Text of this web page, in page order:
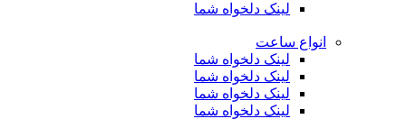
لینک دلخواه شما
انواع ساعت
لینک دلخواه شما
لینک دلخواه شما
لینک دلخواه شما
لینک دلخواه شما